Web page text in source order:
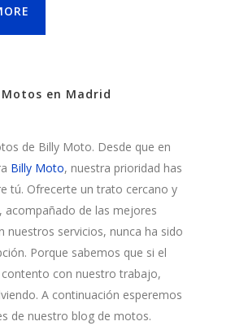
en Madrid
de Billy Moto. Desde que en
Billy Moto, nuestra prioridad has
tú. Ofrecerte un trato cercano y
acompañado de las mejores
nuestros servicios, nunca ha sido
Porque sabemos que si el
contento con nuestro trabajo,
A continuación esperemos
de nuestro blog de motos.